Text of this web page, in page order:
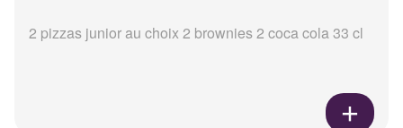
2 pizzas junior au choix 2 brownies 2 coca cola 33 cl